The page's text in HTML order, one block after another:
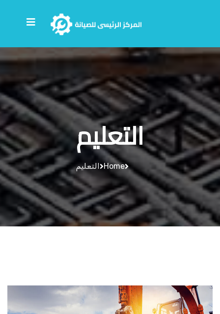
التعليم
Home التعليم